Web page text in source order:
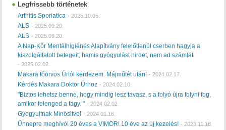
Legfrissebb történetek
Arthitis Sporiatica - 2025.10.05.
ALS - 2025.09.20.
ALS - 2025.09.20.
A Nap-Kör Mentálhigiénés Alapítvány felelőtlenül cserben hagyja a
kiszolgáltatott betegeit, hamis gyógyulást hirdet, nem ad számlát
- 2025.02.02.
Makara főorvos Úrtól kérdezem. Májműtét után! - 2024.02.17.
Kérdés Makara Doktor Úrhoz - 2024.02.10.
"Biztos lehetsz benne, hogy mindig lesz tavasz, s a folyó újra folyni fog,
amikor felenged a fagy. " - 2024.02.02.
Gyogyultnak Minősitve! - 2024.01.16.
Ünnepre meghívó! 20 éves a VIMOR! 10 éve az új kezelés! - 2023.11.18.